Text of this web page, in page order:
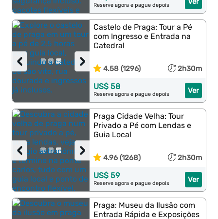
Reserve agora e pague depois
›
‹
Castelo de Praga: Tour a Pé
com Ingresso e Entrada na
Catedral
4.58 (1296) 2h30m
Ver
US$ 58
Reserve agora e pague depois
›
‹
Praga Cidade Velha: Tour
Privado a Pé com Lendas e
Guia Local
4.96 (1268) 2h30m
Ver
US$ 59
Reserve agora e pague depois
Praga: Museu da Ilusão com
Entrada Rápida e Exposições